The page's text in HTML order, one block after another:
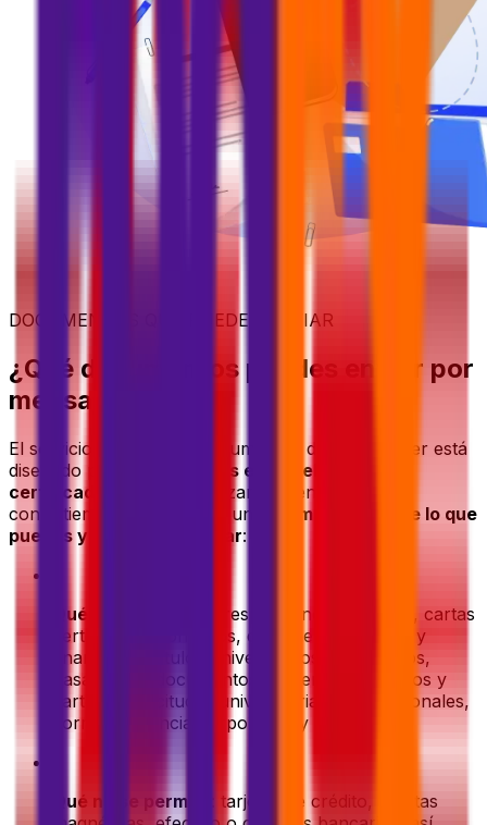
DOCUMENTOS QUE PUEDES ENVIAR
¿Qué documentos puedes enviar por
mensajería?
El servicio de envío de documentos de Eurosender está
diseñado para
documentos en papel
certificadas
. Para garantizar una entrega sin
contratiempos, aquí tienes un
resumen rápido de lo que
puedes y no puedes enviar:
Qué se permite
: correspondencia personal, cartas
certificadas, contratos, documentos legales y
financieros, títulos universitarios, certificados,
pasaportes, documentos de identidad, folletos y
carteles, solicitudes universitarias o institucionales,
correspondencia corporativa y diplomática.
Qué no se permite
: tarjetas de crédito, tarjetas